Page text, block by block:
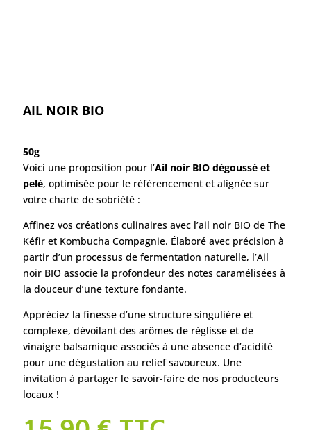
AIL NOIR BIO
50g
Voici une proposition pour l’Ail noir BIO dégoussé et
pelé, optimisée pour le référencement et alignée sur
votre charte de sobriété :
Affinez vos créations culinaires avec l’ail noir BIO de The
Kéfir et Kombucha Compagnie. Élaboré avec précision à
partir d’un processus de fermentation naturelle, l’Ail
noir BIO associe la profondeur des notes caramélisées à
la douceur d’une texture fondante.
Appréciez la finesse d’une structure singulière et
complexe, dévoilant des arômes de réglisse et de
vinaigre balsamique associés à une absence d’acidité
pour une dégustation au relief savoureux. Une
invitation à partager le savoir-faire de nos producteurs
locaux !